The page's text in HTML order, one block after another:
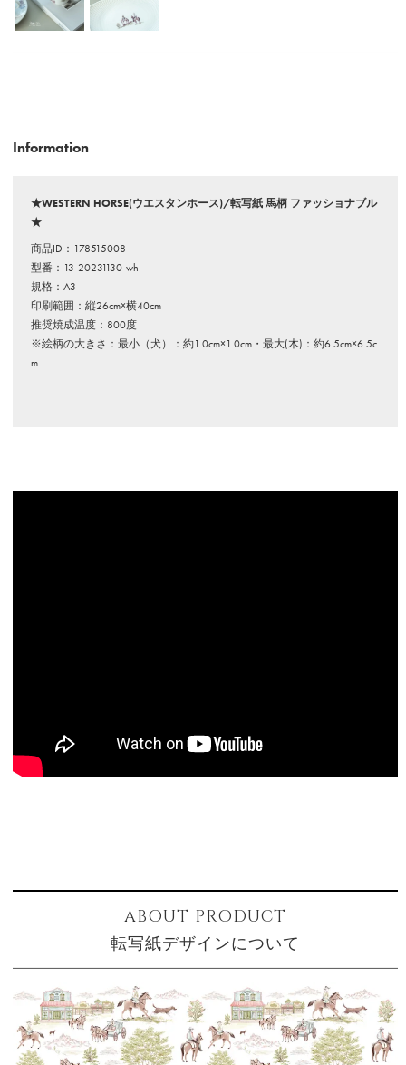
Information
★WESTERN HORSE(ウエスタンホース)/転写紙 馬柄 ファッショナブル
★
商品ID：178515008
型番：13-20231130-wh
規格：A3
印刷範囲：縦26cm×横40cm
推奨焼成温度：800度
※絵柄の大きさ：最小（犬）：約1.0cm×1.0cm・最大(木)：約6.5cm×6.5c
m
ABOUT PRODUCT
転写紙デザインについて